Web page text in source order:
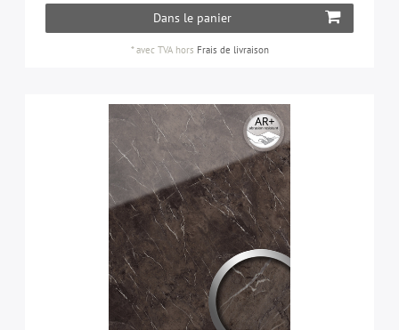
Dans le panier
*avec TVAhors Frais de livraison